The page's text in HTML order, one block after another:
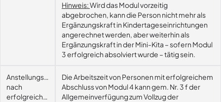
Hinweis:Wird das Modul vorzeitig
abgebrochen, kann die Person nicht mehr als
Ergänzungskraft in Kindertageseinrichtungen
angerechnet werden, aber weiterhin als
Ergänzungskraft in der Mini-Kita – sofern Modul
3 erfolgreich absolviert wurde – tätig sein.
Anstellungsmöglichkeit
nach
erfolgreichem
Die Arbeitszeit von Personen mit erfolgreichem
Abschluss von Modul 4 kann gem. Nr. 3 f der
Allgemeinverfügung zum Vollzug der